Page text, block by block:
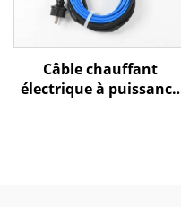
Câble chauffant
électrique à puissance